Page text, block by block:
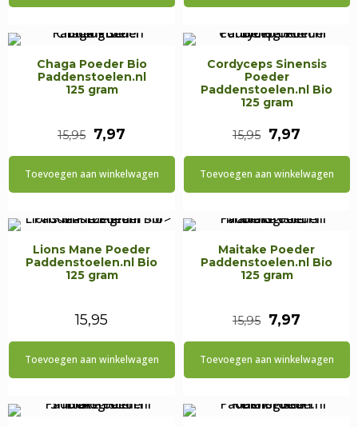
Chaga Poeder Bio
Paddenstoelen.nl
125 gram
15,95
Oorspronkelijke
prijs
7,97
prijs
Toevoegen aan winkelwagen
Cordyceps Sinensis
Poeder
Paddenstoelen.nl Bio
125 gram
15,95
prijs
7,97
prijs
Toevoegen aan winkelwagen
Lions Mane Poeder
Paddenstoelen.nl Bio
125 gram
15,95
Toevoegen aan winkelwagen
Maitake Poeder
Paddenstoelen.nl Bio
125 gram
15,95
prijs
7,97
prijs
Toevoegen aan winkelwagen